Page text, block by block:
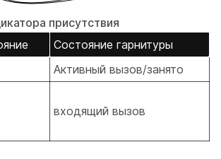
присутствия
Состояние гарнитуры
Активный вызов/занято
входящий вызов